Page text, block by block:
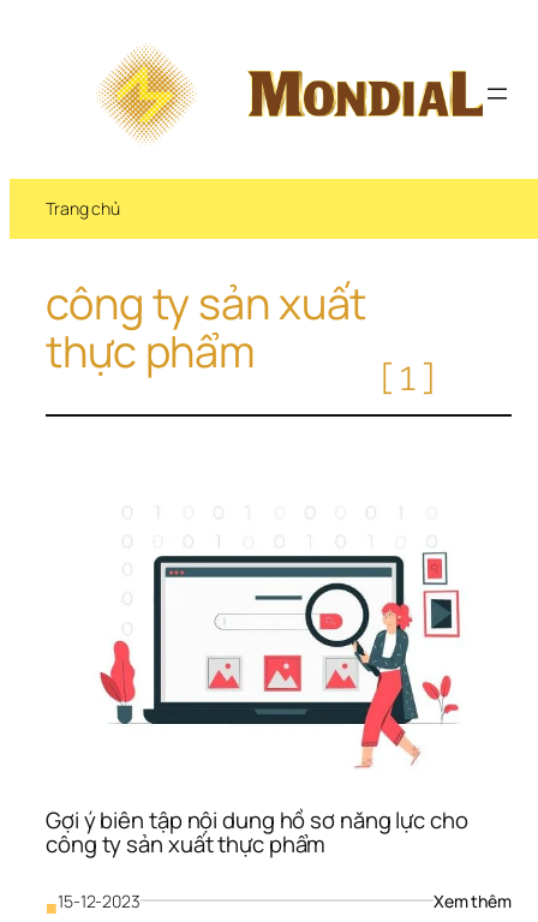
Trang chủ
công ty sản xuất
thực phẩm
[1]
Gợi ý biên tập nội dung hồ sơ năng lực cho
công ty sản xuất thực phẩm
■15-12-2023 Xem thêm: